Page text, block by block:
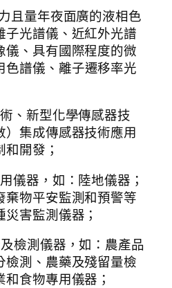
且量年夜面廣的液相色
子光譜儀、近紅外光譜
儀、具有國際程度的微
色譜儀、離子遷移率光
、新型化學傳感器技
集成傳感器技術應用
開發；
儀器，如：陸地儀器；
棄物平安監測和預警等
害監測儀器；
檢測儀器，如：農產品
檢測、農藥及殘留量檢
食物專用儀器；